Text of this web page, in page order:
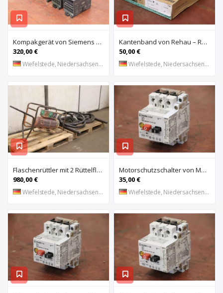
Kompakgerät von Siemens – 6ES7 216-2AD22-OXBO 6ES 221-1BF22-OXAO
320,00 €
Wiefelstede, Niedersachsen, DE
Kantenband von Rehau – Raukantex FP 28/1 97556
50,00 €
Wiefelstede, Niedersachsen, DE
Flaschenrüttler mit 2 Rüttelflaschen von Wacker – FU-4/200SW
980,00 €
Wiefelstede, Niedersachsen, DE
Motorschutzschalter von Moeller – PKZM 1-0,4
35,00 €
Wiefelstede, Niedersachsen, DE